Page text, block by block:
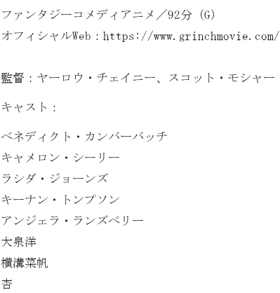
ファンタジーコメディアニメ／92分（G）
オフィシャルWeb：https://www.grinchmovie.com/
監督：ヤーロウ・チェイニー、スコット・モシャー
キャスト：
ベネディクト・カンバーバッチ
キャメロン・シーリー
ラシダ・ジョーンズ
キーナン・トンプソン
アンジェラ・ランズベリー
大泉洋
横溝菜帆
杏